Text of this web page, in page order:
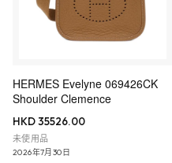
HERMES Evelyne 069426CK
Shoulder Clemence
HKD 35526.00
未使用品
2026年7月30日